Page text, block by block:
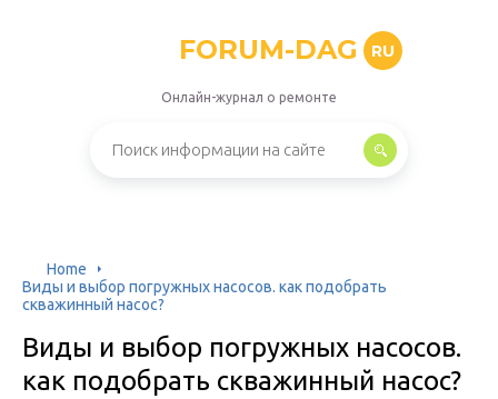
FORUM-DAG RU
Онлайн-журнал о ремонте
Home
Виды и выбор погружных насосов. как подобрать
скважинный насос?
Виды и выбор погружных насосов.
как подобрать скважинный насос?